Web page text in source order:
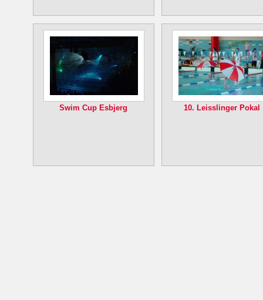
Swim Cup Esbjerg 10. Leisslinger Pokal